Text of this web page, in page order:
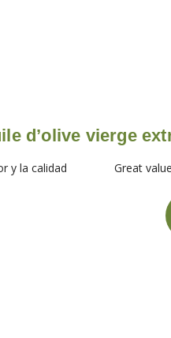
d’olive vierge
y la calidad Great